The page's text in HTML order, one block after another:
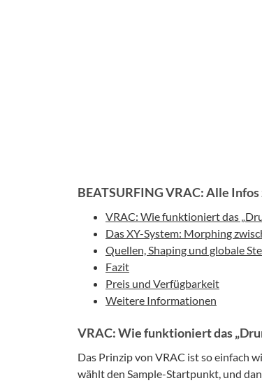
BEATSURFING VRAC: Alle
VRAC: Wie funktioniert das
Das XY-System: Morphing
Quellen, Shaping und globale
Fazit
Preis und Verfügbarkeit
Weitere Informationen
VRAC: Wie funktioniert das
Das Prinzip von VRAC ist so einfach
wählt den Sample-Startpunkt, und